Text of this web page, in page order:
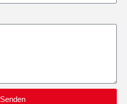
Senden